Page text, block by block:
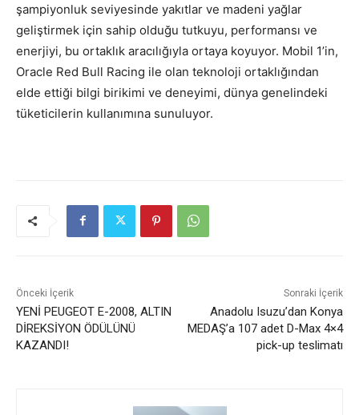
şampiyonluk seviyesinde yakıtlar ve madeni yağlar
geliştirmek için sahip olduğu tutkuyu, performansı ve
enerjiyi, bu ortaklık aracılığıyla ortaya koyuyor. Mobil 1’in,
Oracle Red Bull Racing ile olan teknoloji ortaklığından
elde ettiği bilgi birikimi ve deneyimi, dünya genelindeki
tüketicilerin kullanımına sunuluyor.
Önceki İçerik
YENİ PEUGEOT E-2008, ALTIN
DİREKSİYON ÖDÜLÜNÜ
KAZANDI!
Sonraki İçerik
Anadolu Isuzu’dan Konya
MEDAŞ’a 107 adet D-Max 4×4
pick-up teslimatı